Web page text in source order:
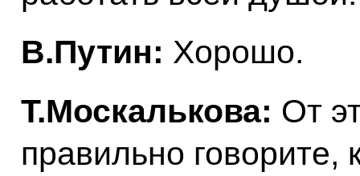
В.Путин: Хорошо.
Т.Москалькова: От
правильно говорите,